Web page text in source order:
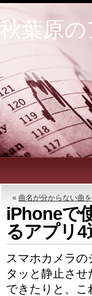
秋葉原
« 曲名が分からない曲
iPhoneで
るアプリ4
スマホカメラ
タッと静止さ
できたりと、